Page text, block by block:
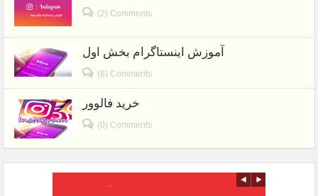
(2) Comments
آموزش اینستاگرام بخش اول
(8) Comments
خرید فالوور
(0) Comments